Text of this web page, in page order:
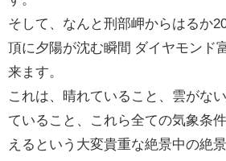
そして、なんと刑部岬からはるか
頂に夕陽が沈む瞬間 ダイヤモンド
来ます。
これは、晴れていること、雲がな
ていること、これら全ての気象条
えるという大変貴重な絶景中の絶景